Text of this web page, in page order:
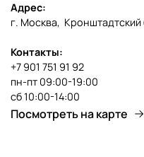
Адрес:
г. Москва,
Контакты:
+7 901 751 91 92
пн-пт 09:00-19:00
сб 10:00-14:00
Посмотреть на карте